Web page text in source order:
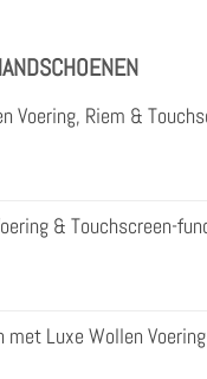
Voering, Riem &
& Touchscreen-
met Luxe Wollen